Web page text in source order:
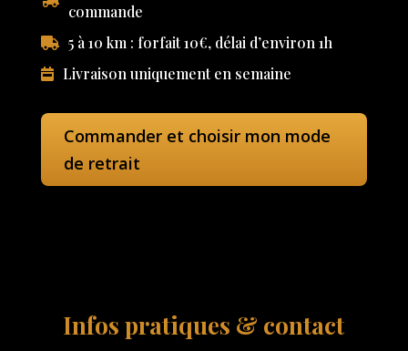
commande
5 à 10 km : forfait 10€, délai d’environ 1h
Livraison uniquement en semaine
Commander et choisir mon mode
de retrait
Infos pratiques & contact